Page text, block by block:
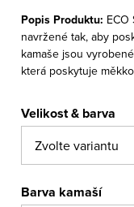
Popis Produktu:
navržené tak, aby
kamaše jsou
která poskytuje
Velikost & barva
Barva kamaší